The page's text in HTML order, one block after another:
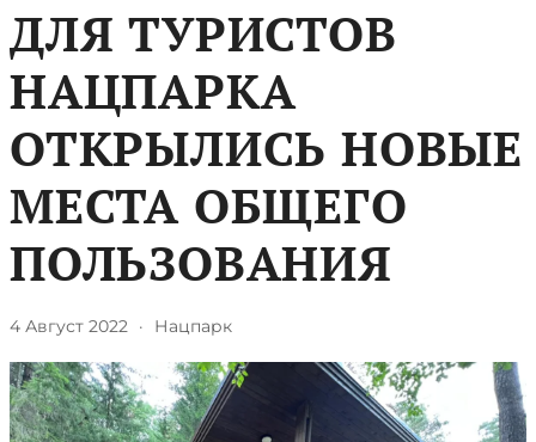
ДЛЯ ТУРИСТОВ
НАЦПАРКА
ОТКРЫЛИСЬ НОВЫЕ
МЕСТА ОБЩЕГО
ПОЛЬЗОВАНИЯ
4 Август 2022 · Нацпарк